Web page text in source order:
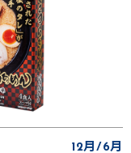
12月 6月